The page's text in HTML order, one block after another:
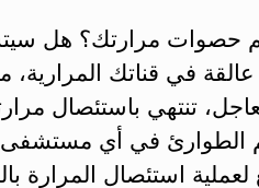
حصوات مرارتك؟ هل
في قناتك
تنتهي باستئصال
الطوارئ في أي مستشفى
استئصال المرارة